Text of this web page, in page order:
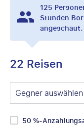
125
Stunden
angeschaut.
22 Reisen
Gegner auswählen
50 %-